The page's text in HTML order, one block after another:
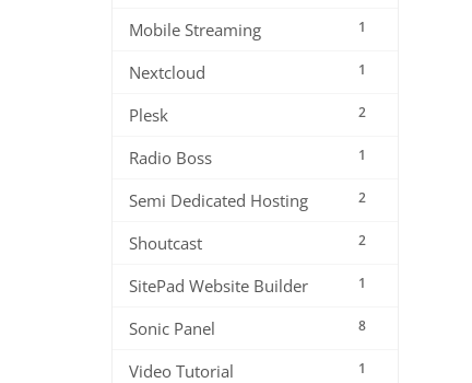
1
Mobile Streaming
1
Nextcloud
2
Plesk
1
Radio Boss
2
Semi Dedicated Hosting
2
Shoutcast
1
SitePad Website Builder
8
Sonic Panel
1
Video Tutorial